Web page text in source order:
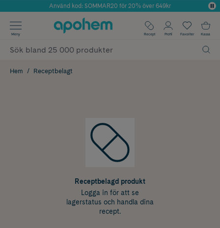
Årets Butik 2025 inom Skönhet
Använd kod: SOMMAR20 för 20% över 649kr
✓ Fri frakt
✓ Poäng på alla köp*
Meny Recept Profil Favoriter Kassa
Hem Receptbelagt
Receptbelagd produkt
Logga in för att se
lagerstatus och handla dina
recept.